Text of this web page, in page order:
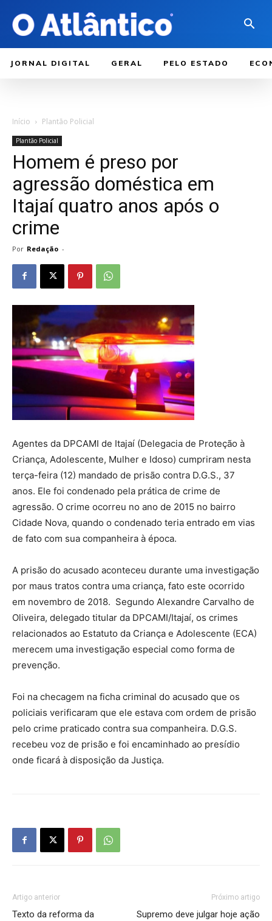
JORNAL DIGITAL GERAL PELO ESTADO
Início Plantão Policial
Plantão Policial
Homem é preso por
agressão doméstica em
Itajaí quatro anos após o
crime
Por Redação -
Agentes da DPCAMI de Itajaí (Delegacia de Proteção à
Criança, Adolescente, Mulher e Idoso) cumpriram nesta
terça-feira (12) mandado de prisão contra D.G.S., 37
anos. Ele foi condenado pela prática de crime de
agressão. O crime ocorreu no ano de 2015 no bairro
Cidade Nova, quando o condenado teria entrado em vias
de fato com sua companheira à época.
A prisão do acusado aconteceu durante uma investigação
por maus tratos contra uma criança, fato este ocorrido
em novembro de 2018. Segundo Alexandre Carvalho de
Oliveira, delegado titular da DPCAMI/Itajaí, os crimes
relacionados ao Estatuto da Criança e Adolescente (ECA)
merecem uma investigação especial como forma de
prevenção.
Foi na checagem na ficha criminal do acusado que os
policiais verificaram que ele estava com ordem de prisão
pelo crime praticado contra sua companheira. D.G.S.
recebeu voz de prisão e foi encaminhado ao presídio
onde ficará à disposição da Justiça.
Artigo anterior
Texto da reforma da
Próximo artigo
Supremo deve julgar hoje ação